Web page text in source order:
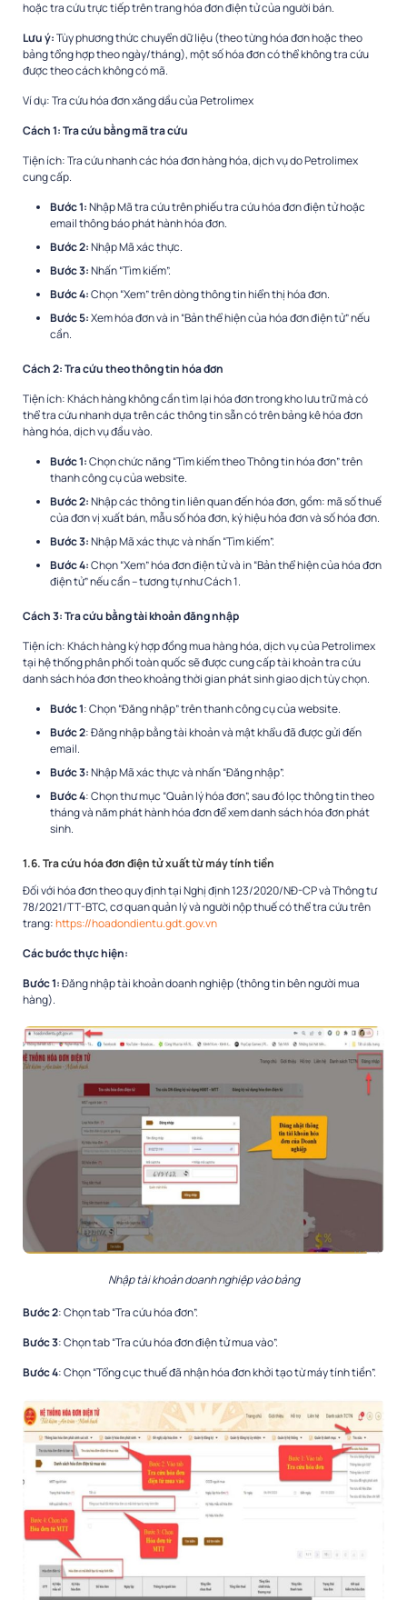
hoặc tra cứu trực tiếp trên trang hóa đơn điện tử của người bán.
Lưu ý:Tùy phương thức chuyển dữ liệu (theo từng hóa đơn hoặc theo
bảng tổng hợp theo ngày/tháng), một số hóa đơn có thể không tra cứu
được theo cách không có mã.
Ví dụ: Tra cứu hóa đơn xăng dầu của Petrolimex
Cách 1: Tra cứu bằng mã tra cứu
Tiện ích: Tra cứu nhanh các hóa đơn hàng hóa, dịch vụ do Petrolimex
cung cấp.
Bước 1:Nhập Mã tra cứu trên phiếu tra cứu hóa đơn điện tử hoặc
email thông báo phát hành hóa đơn.
Bước 2:Nhập Mã xác thực.
Bước 3:Nhấn “Tìm kiếm”.
Bước 4:Chọn “Xem” trên dòng thông tin hiển thị hóa đơn.
Bước 5:Xem hóa đơn và in “Bản thể hiện của hóa đơn điện tử” nếu
cần.
Cách 2: Tra cứu theo thông tin hóa đơn
Tiện ích: Khách hàng không cần tìm lại hóa đơn trong kho lưu trữ mà có
thể tra cứu nhanh dựa trên các thông tin sẵn có trên bảng kê hóa đơn
hàng hóa, dịch vụ đầu vào.
Bước 1:Chọn chức năng “Tìm kiếm theo Thông tin hóa đơn” trên
thanh công cụ của website.
Bước 2:Nhập các thông tin liên quan đến hóa đơn, gồm: mã số thuế
của đơn vị xuất bán, mẫu số hóa đơn, ký hiệu hóa đơn và số hóa đơn.
Bước 3:Nhập Mã xác thực và nhấn “Tìm kiếm”.
Bước 4:Chọn “Xem” hóa đơn điện tử và in “Bản thể hiện của hóa đơn
điện tử” nếu cần – tương tự như Cách 1.
Cách 3: Tra cứu bằng tài khoản đăng nhập
Tiện ích: Khách hàng ký hợp đồng mua hàng hóa, dịch vụ của Petrolimex
tại hệ thống phân phối toàn quốc sẽ được cung cấp tài khoản tra cứu
danh sách hóa đơn theo khoảng thời gian phát sinh giao dịch tùy chọn.
Bước 1: Chọn “Đăng nhập” trên thanh công cụ của website.
Bước 2: Đăng nhập bằng tài khoản và mật khẩu đã được gửi đến
email.
Bước 3:Nhập Mã xác thực và nhấn “Đăng nhập”.
Bước 4: Chọn thư mục “Quản lý hóa đơn”, sau đó lọc thông tin theo
tháng và năm phát hành hóa đơn để xem danh sách hóa đơn phát
sinh.
1.6. Tra cứu hóa đơn điện tử xuất từ máy tính tiền
Đối với hóa đơn theo quy định tại Nghị định 123/2020/NĐ-CP và Thông tư
78/2021/TT-BTC, cơ quan quản lý và người nộp thuế có thể tra cứu trên
trang:https://hoadondientu.gdt.gov.vn
Các bước thực hiện:
Bước 1:Đăng nhập tài khoản doanh nghiệp (thông tin bên người mua
hàng).
Nhập tài khoản doanh nghiệp vào bảng
Bước 2: Chọn tab “Tra cứu hóa đơn”.
Bước 3: Chọn tab “Tra cứu hóa đơn điện tử mua vào”.
Bước 4: Chọn “Tổng cục thuế đã nhận hóa đơn khởi tạo từ máy tính tiền”.